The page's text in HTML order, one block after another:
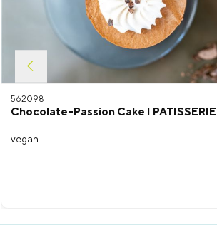
562098
Chocolate-Passion Cake I
vegan